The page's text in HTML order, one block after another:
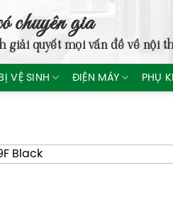
chuyên gia
giải quyết mọi vấn đề về nội
VỆ SINH ĐIỆN MÁY PHỤ